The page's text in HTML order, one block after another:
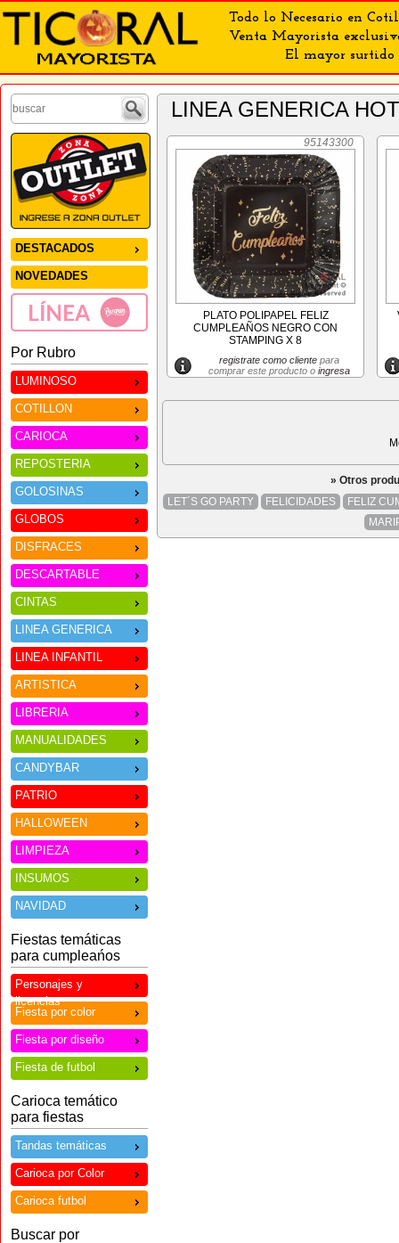
Todo lo Necesario en
Venta Mayorista
El mayor surtido
DESTACADOS
NOVEDADES
Por Rubro
LUMINOSO
COTILLON
CARIOCA
REPOSTERIA
GOLOSINAS
GLOBOS
DISFRACES
DESCARTABLE
CINTAS
LINEA GENERICA
LINEA INFANTIL
ARTISTICA
LIBRERIA
MANUALIDADES
CANDYBAR
PATRIO
HALLOWEEN
LIMPIEZA
INSUMOS
NAVIDAD
Fiestas temáticas
para cumpleańos
Personajes y
licencias
Fiesta por color
Fiesta por diseño
Fiesta de futbol
Carioca temático
para fiestas
Tandas temáticas
Carioca por Color
Carioca futbol
Buscar por
LINEA GENERICA
95143300
PLATO POLIPAPEL FELIZ
CUMPLEAÑOS NEGRO CON
STAMPING X 8
registrate como clientepara
comprar este producto o ingresa
» Otros
LET´S GO PARTY
FELICIDADES
FELIZ